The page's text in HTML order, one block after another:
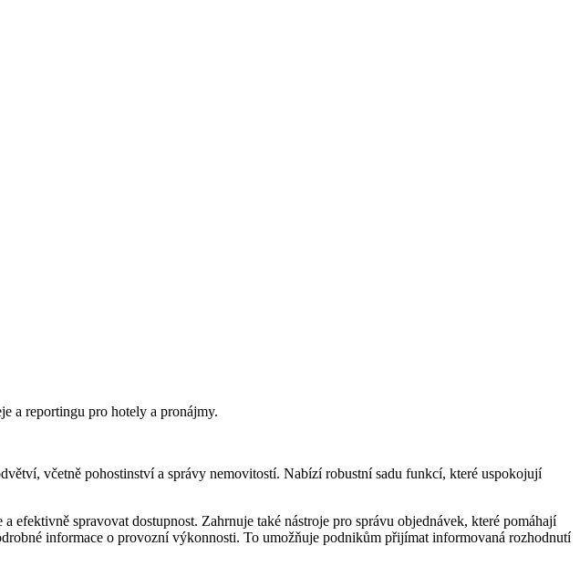
a reportingu pro hotely a pronájmy.
včetně pohostinství a správy nemovitostí. Nabízí robustní sadu funkcí, které uspokojují
efektivně spravovat dostupnost. Zahrnuje také nástroje pro správu objednávek, které pomáhají
informace o provozní výkonnosti. To umožňuje podnikům přijímat informovaná rozhodnutí